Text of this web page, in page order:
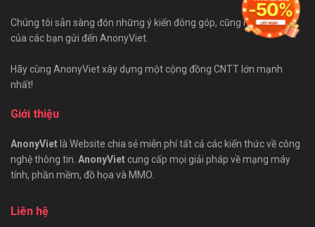
Chúng tôi sẵn sàng đón những ý kiến đóng góp, cũng như bài viết
của các bạn gửi đến AnonyViet.
Hãy cùng AnonyViet xây dựng một cộng đồng CNTT lớn mạnh
nhất!
Giới thiệu
AnonyViet là Website chia sẻ miễn phí tất cả các kiến thức về công
nghệ thông tin. AnonyViet cung cấp mọi giải pháp về mạng máy
tính, phần mềm, đồ họa và MMO.
Liên hệ